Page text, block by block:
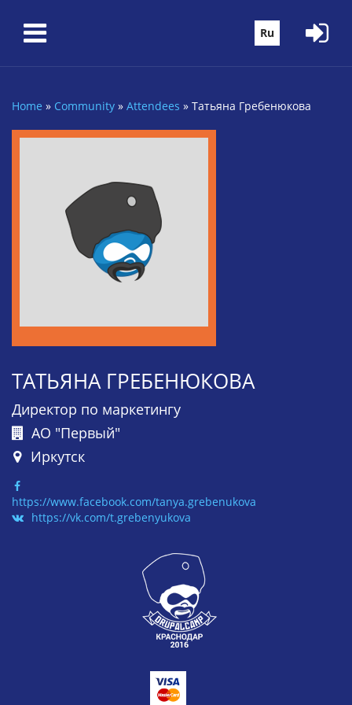
Ru
You are here
Home » Community » Attendees » Татьяна Гребенюкова
ТАТЬЯНА ГРЕБЕНЮКОВА
Директор по маркетингу
АО "Первый"
Иркутск
https://www.facebook.com/tanya.grebenukova
https://vk.com/t.grebenyukova